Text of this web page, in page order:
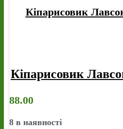
Кіпарисовик
Кіпарисовик
88.00
8 в наявності